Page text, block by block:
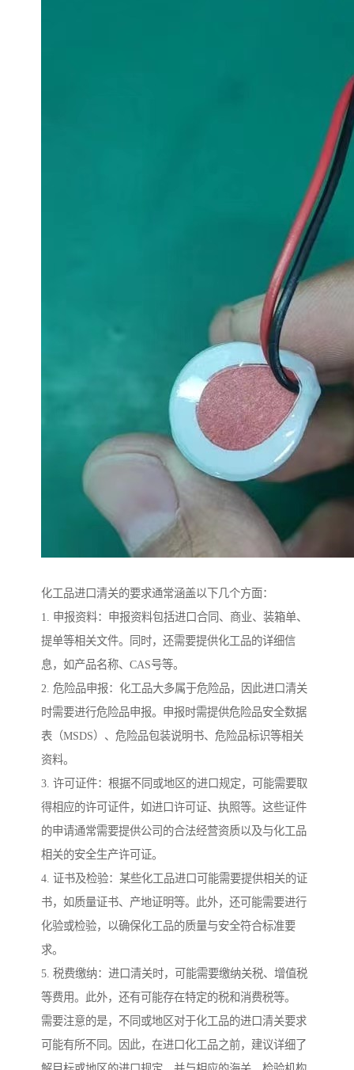
化工品进口清关的要求通常涵盖以下几个方面：
1. 申报资料：申报资料包括进口合同、商业、装箱单、
提单等相关文件。同时，还需要提供化工品的详细信
息，如产品名称、CAS号等。
2. 危险品申报：化工品大多属于危险品，因此进口清关
时需要进行危险品申报。申报时需提供危险品安全数据
表（MSDS）、危险品包装说明书、危险品标识等相关
资料。
3. 许可证件：根据不同或地区的进口规定，可能需要取
得相应的许可证件，如进口许可证、执照等。这些证件
的申请通常需要提供公司的合法经营资质以及与化工品
相关的安全生产许可证。
4. 证书及检验：某些化工品进口可能需要提供相关的证
书，如质量证书、产地证明等。此外，还可能需要进行
化验或检验，以确保化工品的质量与安全符合标准要
求。
5. 税费缴纳：进口清关时，可能需要缴纳关税、增值税
等费用。此外，还有可能存在特定的税和消费税等。
需要注意的是，不同或地区对于化工品的进口清关要求
可能有所不同。因此，在进口化工品之前，建议详细了